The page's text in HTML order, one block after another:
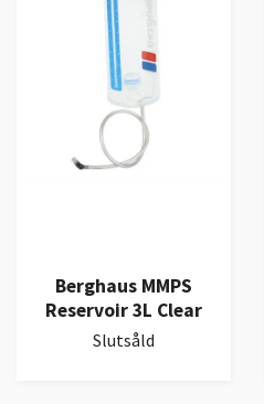
Berghaus MMPS
Reservoir 3L Clear
Slutsåld